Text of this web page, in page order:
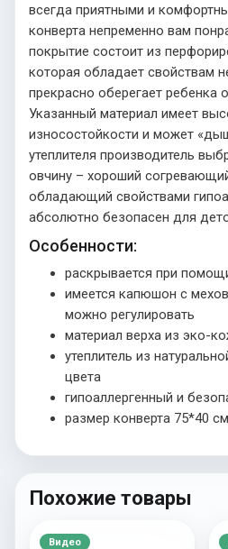
всегда приятными и
конверта непременно вам
покрытие состоит из
которая обладает свойствам
прекрасно оберегает ребенка
Указанный материал имеет
износостойкости и может
утеплителя производитель
овчину – хороший
обладающий свойствами
абсолютно безопасен для
Особенности:
раскрывается при
имеется капюшон с
можно регулировать
материал верха из эко-
утеплитель из
цвета
гипоаллергенный и
размер конверта 75*40 см
Похожие товары
Видео